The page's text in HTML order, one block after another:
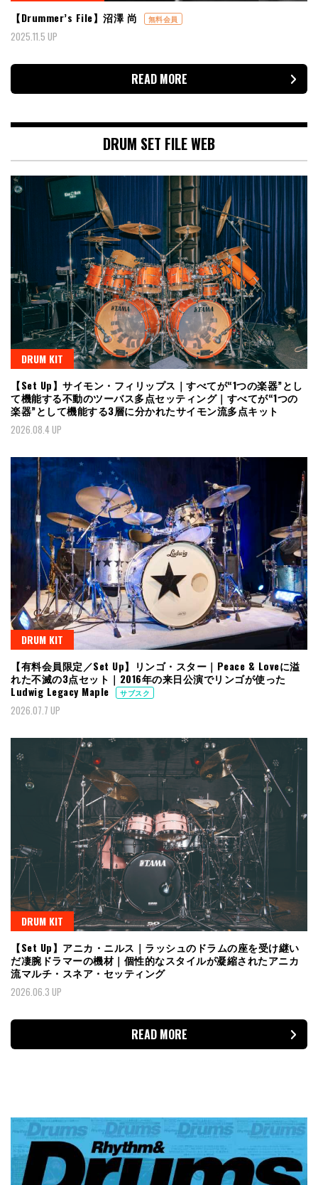
【Drummer’s File】沼澤 尚
無料会員
2025.11.5 UP
READ MORE
DRUM SET FILE WEB
DRUM KIT
【Set Up】サイモン・フィリップス｜すべてが“1つの楽器”とし
て機能する不動のツーバス多点セッティング｜すべてが“1つの
楽器”として機能する3層に分かれたサイモン流多点キット
2026.08.4 UP
DRUM KIT
【有料会員限定／Set Up】リンゴ・スター｜Peace & Loveに溢
れた不滅の3点セット｜2016年の来日公演でリンゴが使った
Ludwig Legacy Maple
サブスク
2026.07.7 UP
DRUM KIT
【Set Up】アニカ・ニルス｜ラッシュのドラムの座を受け継い
だ凄腕ドラマーの機材｜個性的なスタイルが凝縮されたアニカ
流マルチ・スネア・セッティング
2026.06.3 UP
READ MORE